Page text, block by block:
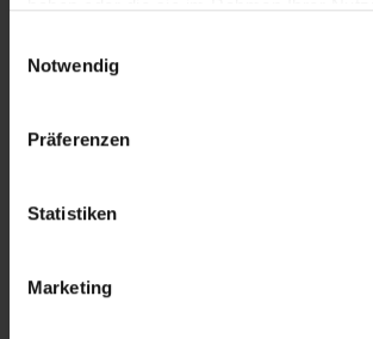
haben oder die sie im Rahmen Ihrer
Notwendig
Präferenzen
Statistiken
Marketing